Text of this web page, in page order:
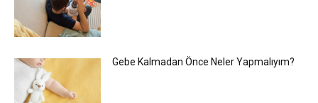
Gebe Kalmadan Önce Neler Yapmalıyım?